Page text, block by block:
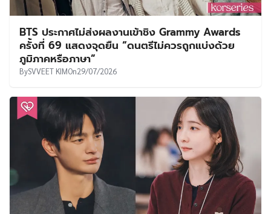
BTS ประกาศไม่ส่งผลงานเข้าชิง Grammy Awards
ครั้งที่ 69 แสดงจุดยืน “ดนตรีไม่ควรถูกแบ่งด้วย
ภูมิภาคหรือภาษา”
BySVVEET KIMOn29/07/2026